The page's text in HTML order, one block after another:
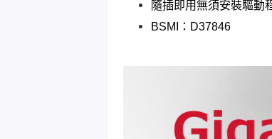
隨插即用無須安裝驅動
BSMI：D37846